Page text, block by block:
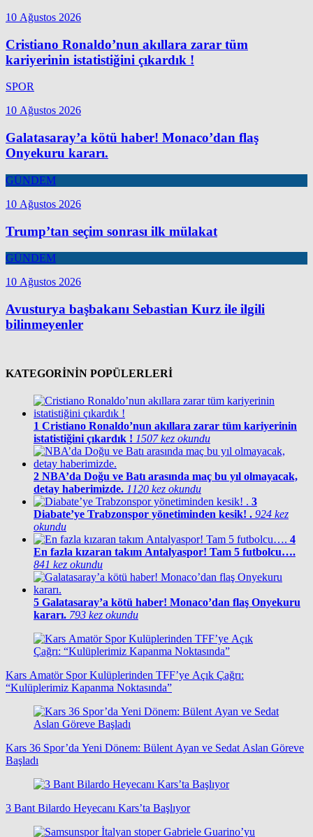
10 Ağustos 2026
Cristiano Ronaldo’nun akıllara zarar tüm
kariyerinin istatistiğini çıkardık !
SPOR
10 Ağustos 2026
Galatasaray’a kötü haber! Monaco’dan flaş
Onyekuru kararı.
GÜNDEM
10 Ağustos 2026
Trump’tan seçim sonrası ilk mülakat
GÜNDEM
10 Ağustos 2026
Avusturya başbakanı Sebastian Kurz ile ilgili
bilinmeyenler
KATEGORİNİN POPÜLERLERİ
1 Cristiano Ronaldo’nun akıllara zarar tüm kariyerinin
istatistiğini çıkardık ! 1507 kez okundu
2 NBA’da Doğu ve Batı arasında maç bu yıl olmayacak,
detay haberimizde. 1120 kez okundu
3
Diabate’ye Trabzonspor yönetiminden kesik! . 924 kez
okundu
4
En fazla kızaran takım Antalyaspor! Tam 5 futbolcu….
841 kez okundu
5 Galatasaray’a kötü haber! Monaco’dan flaş Onyekuru
kararı. 793 kez okundu
Kars Amatör Spor Kulüplerinden TFF’ye Açık Çağrı:
“Kulüplerimiz Kapanma Noktasında”
Kars 36 Spor’da Yeni Dönem: Bülent Ayan ve Sedat Aslan Göreve
Başladı
3 Bant Bilardo Heyecanı Kars’ta Başlıyor